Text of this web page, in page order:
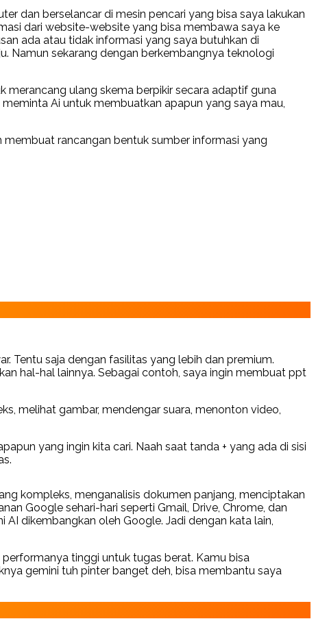
dan berselancar di mesin pencari yang bisa saya lakukan
dari website-website yang bisa membawa saya ke
ada atau tidak informasi yang saya butuhkan di
Namun sekarang dengan berkembangnya teknologi
merancang ulang skema berpikir secara adaptif guna
Ai untuk membuatkan apapun yang saya mau,
rancangan bentuk sumber informasi yang
Tentu saja dengan fasilitas yang lebih dan premium.
hal-hal lainnya. Sebagai contoh, saya ingin membuat ppt
melihat gambar, mendengar suara, menonton video,
yang ingin kita cari. Naah saat tanda + yang ada di sisi
kompleks, menganalisis dokumen panjang, menciptakan
Google sehari-hari seperti Gmail, Drive, Chrome, dan
dikembangkan oleh Google. Jadi dengan kata lain,
tinggi untuk tugas berat. Kamu bisa
gemini tuh pinter banget deh, bisa membantu saya